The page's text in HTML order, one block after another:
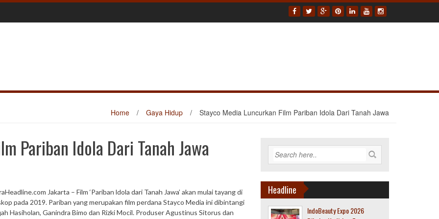
Home / Gaya Hidup / Stayco Media Luncurkan Film Pariban Idola Dari Tanah Jawa
Pariban Idola Dari Tanah Jawa
Jakarta – Film ‘Pariban ldola dari Tanah Jawa’ akan mulai tayang di
pada 2019. Pariban yang merupakan film perdana Stayco Media ini dibintangi
Hasiholan, Ganindra Bimo dan Rizki Mocil. Produser Agustinus Sitorus dan
Headline
IndoBeauty Expo 2026